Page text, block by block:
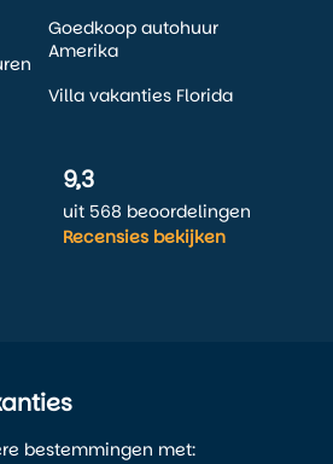
Goedkoop autohuur
Amerika
Villa vakanties Florida
9,3
uit 568 beoordelingen
Recensies bekijken
bestemmingen met: